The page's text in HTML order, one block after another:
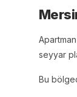
seyyar
Bu